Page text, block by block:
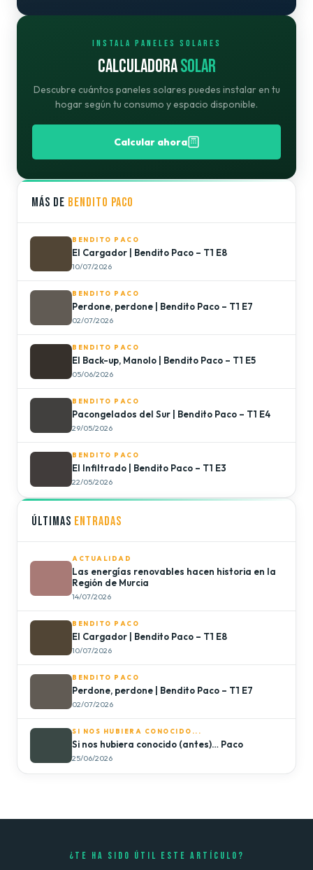
INSTALA PANELES SOLARES
CALCULADORASOLAR
Descubre cuántos paneles solares puedes instalar en tu
hogar según tu consumo y espacio disponible.
Calcular ahora
MÁS DE BENDITO PACO
BENDITO PACO
El Cargador | Bendito Paco – T1 E8
10/07/2026
BENDITO PACO
Perdone, perdone | Bendito Paco – T1 E7
02/07/2026
BENDITO PACO
El Back-up, Manolo | Bendito Paco – T1 E5
05/06/2026
BENDITO PACO
Pacongelados del Sur | Bendito Paco – T1 E4
29/05/2026
BENDITO PACO
El Infiltrado | Bendito Paco – T1 E3
22/05/2026
ÚLTIMAS ENTRADAS
ACTUALIDAD
Las energías renovables hacen historia en la
Región de Murcia
14/07/2026
BENDITO PACO
El Cargador | Bendito Paco – T1 E8
10/07/2026
BENDITO PACO
Perdone, perdone | Bendito Paco – T1 E7
02/07/2026
SI NOS HUBIERA CONOCIDO...
Si nos hubiera conocido (antes)… Paco
25/06/2026
¿TE HA SIDO ÚTIL ESTE ARTÍCULO?